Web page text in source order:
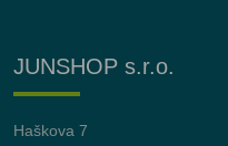
JUNSHOP s.r.o.
Haškova 7